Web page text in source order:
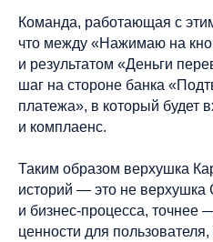
Команда, работающая с
что между «Нажимаю на
и результатом «Деньги
шаг на стороне банка
платежа», в который будет
и комплаенс.
Таким образом верхушка
историй — это не верхушка
и бизнес-процесса, точнее
ценности для